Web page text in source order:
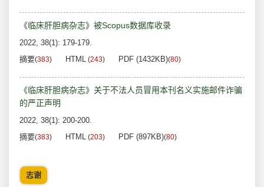
《临床肝胆病杂志》被Scopus数据库收录
2022, 38(1): 179-179.
摘要(383) HTML (243) PDF (1432KB)(80)
《临床肝胆病杂志》关于不法人员冒用本刊名义实施邮件诈骗
的严正声明
2022, 38(1): 200-200.
摘要(383) HTML (203) PDF (897KB)(80)
志谢